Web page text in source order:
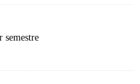
semestre